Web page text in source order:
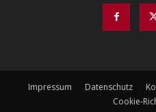
Impressum Datenschutz
Cookie-